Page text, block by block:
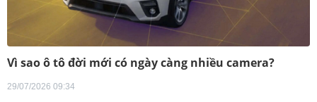
Vì sao ô tô đời mới có ngày càng nhiều camera?
29/07/2026 09:34